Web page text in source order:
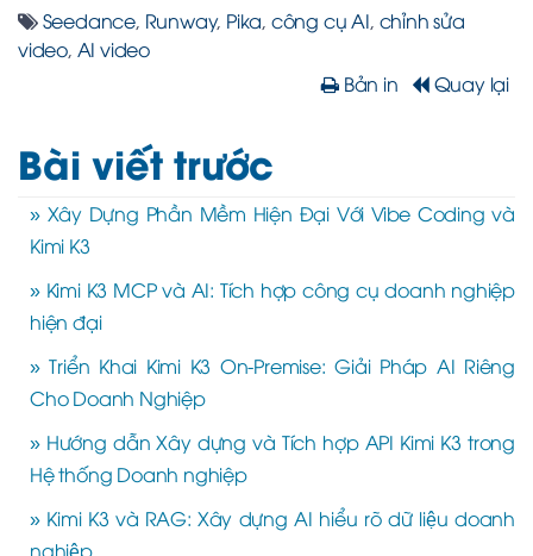
Seedance, Runway, Pika, công cụ AI, chỉnh sửa
video, AI video
Bản in
Quay lại
Bài viết trước
» Xây Dựng Phần Mềm Hiện Đại Với Vibe Coding và
Kimi K3
» Kimi K3 MCP và AI: Tích hợp công cụ doanh nghiệp
hiện đại
» Triển Khai Kimi K3 On-Premise: Giải Pháp AI Riêng
Cho Doanh Nghiệp
» Hướng dẫn Xây dựng và Tích hợp API Kimi K3 trong
Hệ thống Doanh nghiệp
» Kimi K3 và RAG: Xây dựng AI hiểu rõ dữ liệu doanh
nghiệp